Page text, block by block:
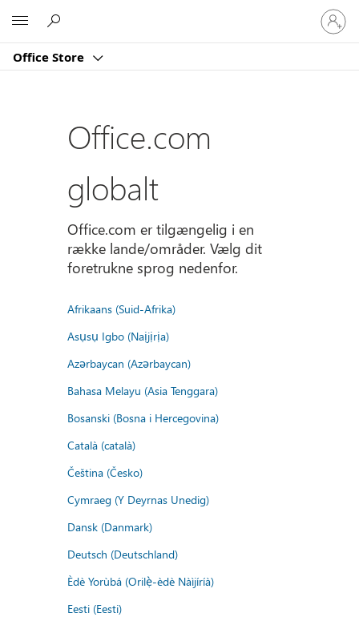
Office Store
Log
på
din
Office.com
globalt
Office.com er tilgængelig i en
række lande/områder. Vælg dit
foretrukne sprog nedenfor.
Afrikaans (Suid-Afrika)
Asụsụ Igbo (Naịjịrịa)
Azərbaycan (Azərbaycan)
Bahasa Melayu (Asia Tenggara)
Bosanski (Bosna i Hercegovina)
Català (català)
Čeština (Česko)
Cymraeg (Y Deyrnas Unedig)
Dansk (Danmark)
Deutsch (Deutschland)
Èdè Yorùbá (Orilẹ̀-èdè Nàìjíríà)
Eesti (Eesti)